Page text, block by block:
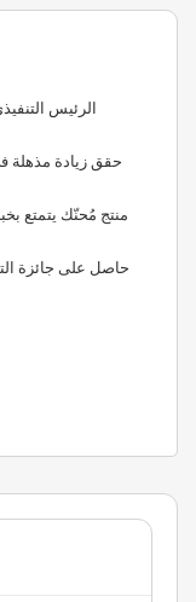
منتج مُحنّك يتمتع
حاصل على جائزة